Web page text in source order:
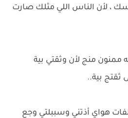
، لأن الناس اللي مثلك صارت
ممنون منج لأن وثقتي بية
ثقتج بية..
هواي أذتني وسببلتي وجع